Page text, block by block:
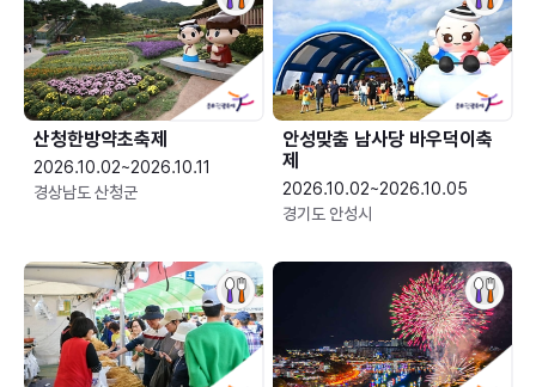
산청한방약초축제
2026.10.02~2026.10.11
경상남도 산청군
안성맞춤 남사당 바우덕이축
제
2026.10.02~2026.10.05
경기도 안성시